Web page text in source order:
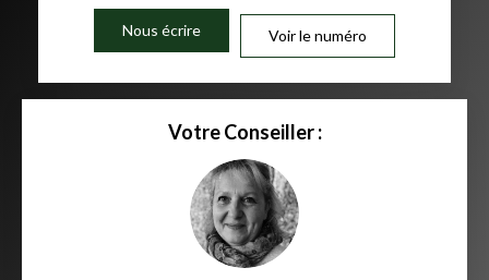
Nous écrire Voir le numéro
Votre Conseiller :